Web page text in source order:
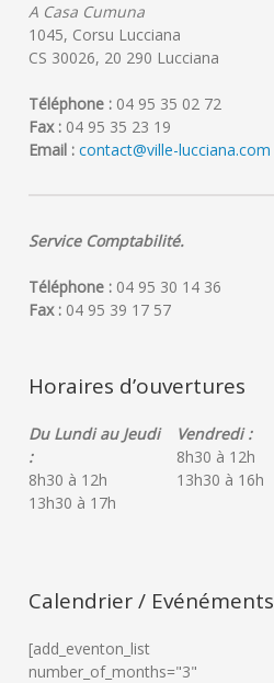
A Casa Cumuna
1045, Corsu Lucciana
CS 30026, 20 290 Lucciana
Téléphone : 04 95 35 02 72
Fax : 04 95 35 23 19
Email : contact@ville-lucciana.com
Service Comptabilité.
Téléphone : 04 95 30 14 36
Fax : 04 95 39 17 57
Horaires d’ouvertures
Du Lundi au Jeudi
:
8h30 à 12h
13h30 à 17h
Vendredi :
8h30 à 12h
13h30 à 16h
Calendrier / Evénéments
[add_eventon_list
number_of_months="3"